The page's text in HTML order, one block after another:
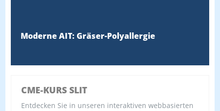
Moderne AIT: Gräser-Polyallergie
CME-KURS SLIT
Entdecken Sie in unseren interaktiven webbasierten